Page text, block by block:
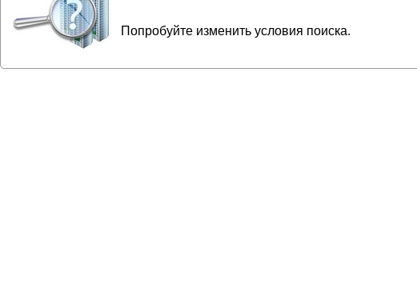
Попробуйте изменить условия поиска.